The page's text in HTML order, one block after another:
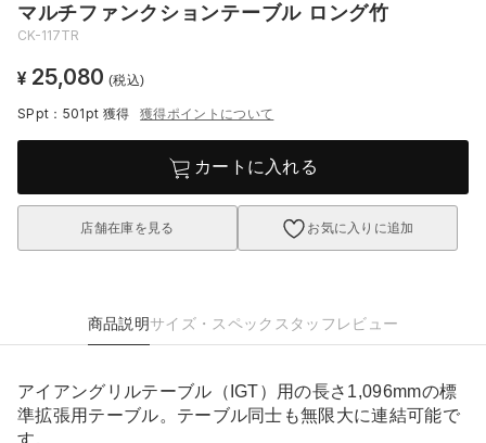
マルチファンクションテーブル ロング竹
CK-117TR
¥ 25,080 (税込)
SPpt：501pt 獲得 獲得ポイントについて
カートに入れる
店舗在庫を見る お気に入りに追加
商品説明サイズ・スペック スタッフレビュー
アイアングリルテーブル（IGT）用の長さ1,096mmの標
準拡張用テーブル。テーブル同士も無限大に連結可能で
す。